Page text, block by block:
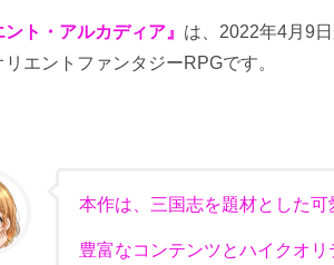
ント・アルカディア』 は、2022年4月9
エントファンタジーRPGです。
本作は、三国志を題材とした可
豊富なコンテンツとハイクオ